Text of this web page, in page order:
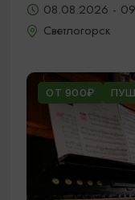
08.08.2026 -
Светлогорск
ОТ 900₽